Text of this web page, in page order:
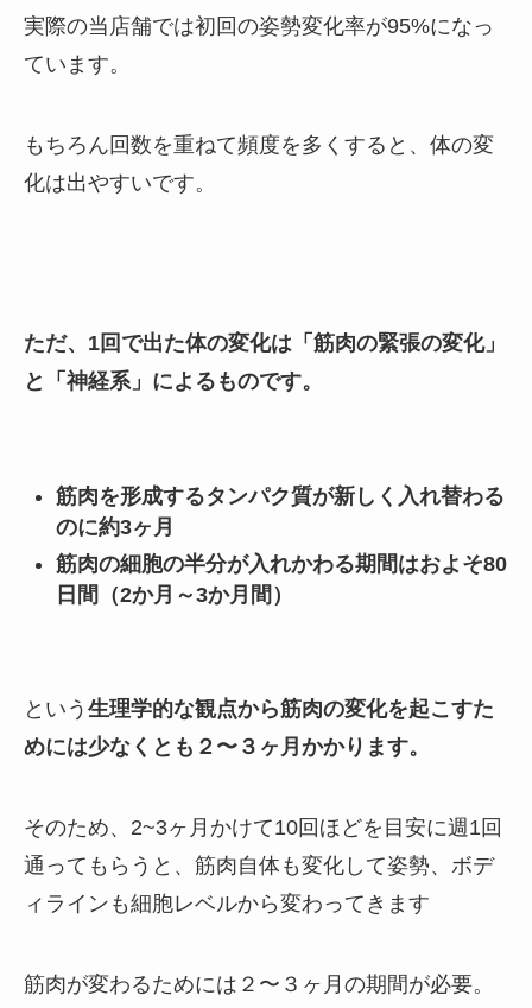
実際の当店舗では初回の姿勢変化率が95%になっ
ています。
もちろん回数を重ねて頻度を多くすると、体の変
化は出やすいです。
ただ、1回で出た体の変化は「筋肉の緊張の変化」
と「神経系」によるものです。
筋肉を形成するタンパク質が新しく入れ替わる
のに約3ヶ月
筋肉の細胞の半分が入れかわる期間はおよそ80
日間（2か月～3か月間）
という 生理学的な観点から筋肉の変化を起こすた
めには少なくとも２〜３ヶ月かかります。
そのため、2~3ヶ月かけて10回ほどを目安に週1回
通ってもらうと、筋肉自体も変化して姿勢、ボデ
ィラインも細胞レベルから変わってきます
筋肉が変わるためには２〜３ヶ月の期間が必要。